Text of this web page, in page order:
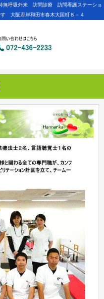
呼吸外来 訪問診療 訪問看護ステーショ
大阪府岸和田市春木大国町８－４